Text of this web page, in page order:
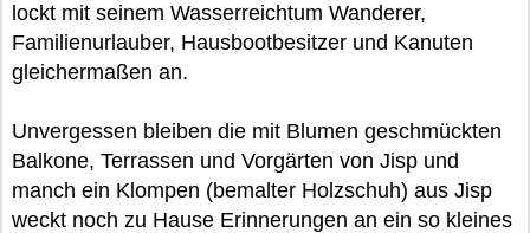
lockt mit seinem Wasserreichtum Wanderer,
Familienurlauber, Hausbootbesitzer und Kanuten
gleichermaßen an.
Unvergessen bleiben die mit Blumen geschmückten
Balkone, Terrassen und Vorgärten von Jisp und
manch ein Klompen (bemalter Holzschuh) aus Jisp
weckt noch zu Hause Erinnerungen an ein so kleines